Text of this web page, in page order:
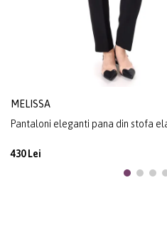
MELISSA
Pantaloni eleganti pana din stofa
430 Lei